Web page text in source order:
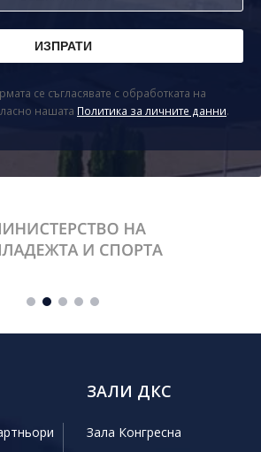
се съгласявате с обработката на
нашата Политика за личните данни.
ЗАЛИ ДКС
Зала Конгресна